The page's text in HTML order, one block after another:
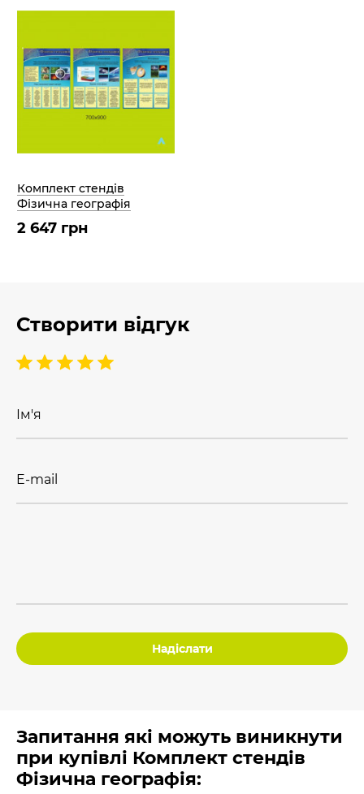
Комплект стендів
Фізична географія
2 647 грн
Створити відгук
Ім'я
E-mail
Надіслати
Запитання які можуть виникнути
при купівлі Комплект стендів
Фізична географія: